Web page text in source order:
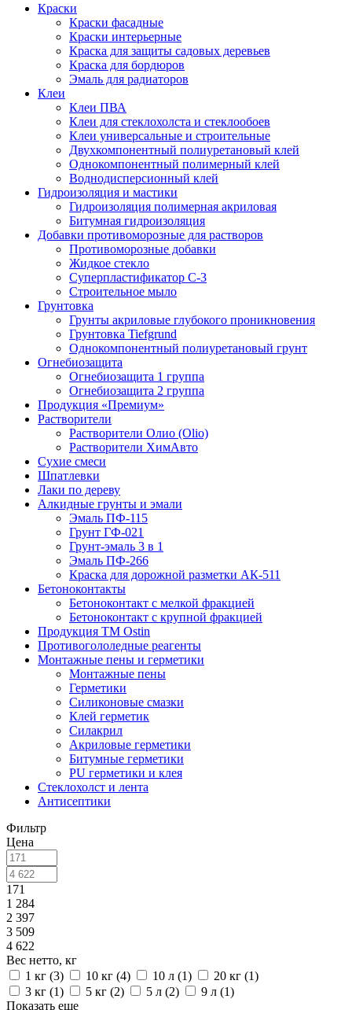
Краски
Краски фасадные
Краски интерьерные
Краска для защиты садовых деревьев
⁠Краска для бордюров
Эмаль для радиаторов
Клеи
Клеи ПВА
Клеи для стеклохолста и стеклообоев
Клеи универсальные и строительные
Двухкомпонентный полиуретановый клей
Однокомпонентный полимерный клей
Воднодисперсионный клей
Гидроизоляция и мастики
Гидроизоляция полимерная акриловая
Битумная гидроизоляция
Добавки противоморозные для растворов
Противоморозные добавки
Жидкое стекло
Суперпластификатор С-3
Строительное мыло
Грунтовка
Грунты акриловые глубокого проникновения
Грунтовка Tiefgrund
Однокомпонентный полиуретановый грунт
Огнебиозащита
Огнебиозащита 1 группа
Огнебиозащита 2 группа
Продукция «Премиум»
Растворители
Растворители Олио (Olio)
Растворители ХимАвто
Сухие смеси
Шпатлевки
Лаки по дереву
Алкидные грунты и эмали
Эмаль ПФ-115
Грунт ГФ-021
Грунт-эмаль 3 в 1
Эмаль ПФ-266
Краска для дорожной разметки АК-511
Бетоноконтакты
Бетоноконтакт с мелкой фракцией
Бетоноконтакт с крупной фракцией
Продукция ТМ Ostin
Противогололедные реагенты
Монтажные пены и герметики
Монтажные пены
Герметики
Силиконовые смазки
Клей герметик
Силакрил
Акриловые герметики
Битумные герметики
PU герметики и клея
Стеклохолст и лента
Антисептики
Фильтр
Цена
171
1 284
2 397
3 509
4 622
Вес нетто, кг
1 кг (3) 10 кг (4) 10 л (1) 20 кг (1)
3 кг (1) 5 кг (2) 5 л (2) 9 л (1)
Показать еще